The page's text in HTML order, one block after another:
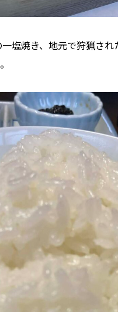
塩焼き、地元で狩猟さ